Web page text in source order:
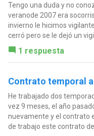
Tengo una duda y no
veranode 2007 era
invierno le hicimos
cerró pero se le dejó un
1 respuesta
Contrato temporal
He trabajado dos
vez 9 meses, el año
nuevamente y el contrato
de trabajo este contrato